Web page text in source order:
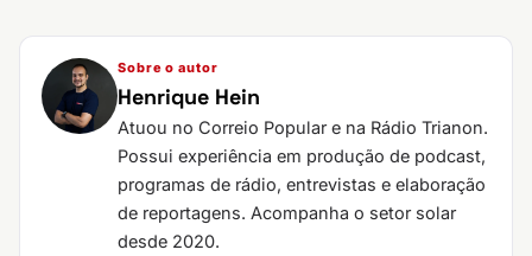
Sobre o autor
Henrique Hein
Atuou no Correio Popular e na Rádio Trianon.
Possui experiência em produção de podcast,
programas de rádio, entrevistas e elaboração
de reportagens. Acompanha o setor solar
desde 2020.